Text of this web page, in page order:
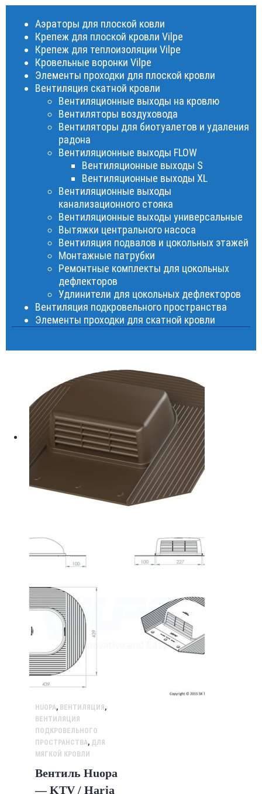
Аэраторы для плоской ковли
Крепеж для плоской кровли Vilpe
Крепеж для теплоизоляции Vilpe
Кровельные воронки Vilpe
Элементы проходки для плоской кровли
Вентиляция скатной кровли
Вентиляционные выходы на кровлю
Вентиляторы воздуховода
Вентиляторы для биотуалетов и удаления
радона
Вентиляционные выходы FLOW
Вентиляционные выходы S
Вентиляционные выходы XL
Вентиляционные выходы
канализационного стояка
Вентиляционные выходы универсальные
Вытяжки центрального насоса
Вентиляция подвалов и цокольных этажей
Монтажные патрубки
Ремонтные комплекты для цокольных
дефлекторов
Удлинители для цокольных дефлекторов
Вентиляция подкровельного пространства
Элементы проходки для скатной кровли
HUOPA, ВЕНТИЛЯЦИЯ ,
ВЕНТИЛЯЦИЯ
ПОДКРОВЕЛЬНОГО
ПРОСТРАНСТВА, ДЛЯ
МЯГКОЙ КРОВЛИ
Вентиль Huopa
— KTV / Harja